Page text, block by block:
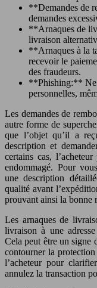
**Demandes de
demandes
**Arnaques de
livraison
**Arnaques à la
recevoir le
des fraudeurs.
**Phishing:** Ne
personnelles,
Les demandes de
autre forme de
que l’objet qu’il a
description et
certains cas,
endommagé. Pour
une description
qualité avant
prouvant ainsi la bonne
Les arnaques de
livraison à une
Cela peut être un signe
contourner la
l’acheteur pour
annulez la transaction